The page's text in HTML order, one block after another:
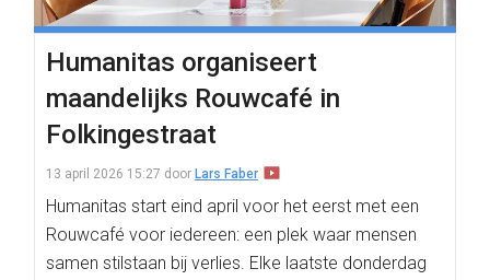
Humanitas organiseert
maandelijks Rouwcafé in
Folkingestraat
13 april 2026 15:27 door Lars Faber
Humanitas start eind april voor het eerst met een
Rouwcafé voor iedereen: een plek waar mensen
samen stilstaan bij verlies. Elke laatste donderdag